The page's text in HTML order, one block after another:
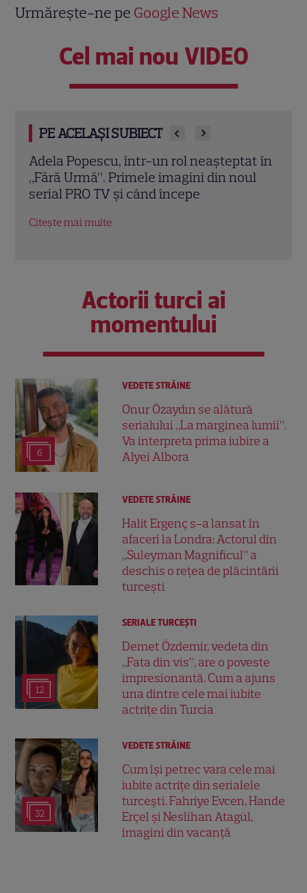
Urmărește-ne pe Google News
Cel mai nou VIDEO
PE ACELAȘI SUBIECT
Grila TV de toamnă 2026: toate
premierele confirmate la Pro TV și
Antena 1. Ce show-uri și seriale revin din
Actorii turci ai
momentului
6
VEDETE STRĂINE
Onur Özaydın se alătură
serialului „La marginea lumii”.
Va interpreta prima iubire a
Alyei Albora
VEDETE STRĂINE
Halit Ergenç s-a lansat în
afaceri la Londra: Actorul din
„Suleyman Magnificul” a
deschis o rețea de plăcintării
turcești
12
SERIALE TURCEŞTI
Demet Özdemir, vedeta din
„Fata din vis”, are o poveste
impresionantă. Cum a ajuns
una dintre cele mai iubite
actrițe din Turcia
32
VEDETE STRĂINE
Cum își petrec vara cele mai
iubite actrițe din serialele
turcești. Fahriye Evcen, Hande
Erçel și Neslihan Atagül,
imagini din vacanță